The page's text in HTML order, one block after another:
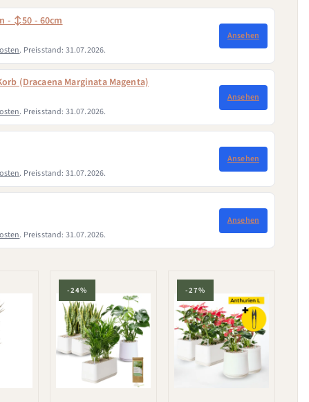
- ↕50 - 60cm
. Preisstand: 31.07.2026.
Ansehen
(Dracaena Marginata Magenta)
. Preisstand: 31.07.2026.
Ansehen
. Preisstand: 31.07.2026.
Ansehen
. Preisstand: 31.07.2026.
Ansehen
-24% -27%